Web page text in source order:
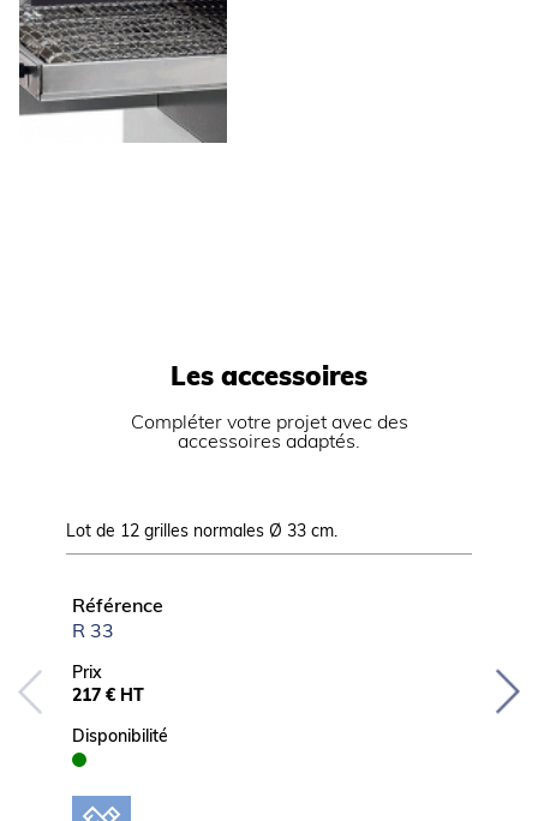
Les accessoires
Compléter votre projet avec des
accessoires adaptés.
Lot de 12 grilles normales Ø 33 cm.
Référence
R 33
Prix
217 € HT
Disponibilité
879 €